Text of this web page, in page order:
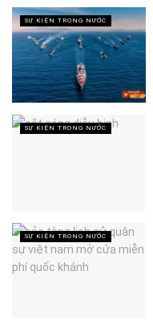
SỰ KIỆN TRONG NƯỚC
SỰ KIỆN TRONG NƯỚC
SỰ KIỆN TRONG NƯỚC